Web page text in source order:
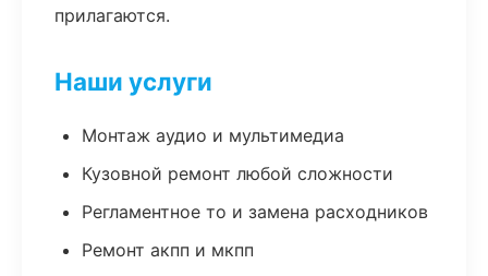
прилагаются.
Наши услуги
Монтаж аудио и мультимедиа
Кузовной ремонт любой сложности
Регламентное то и замена расходников
Ремонт акпп и мкпп